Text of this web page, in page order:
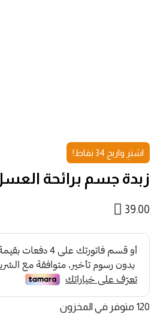
اشترِ واربح 34 نقاط!
زبدة جسم برائحة العسل
39.00
120 متوفر في المخزون